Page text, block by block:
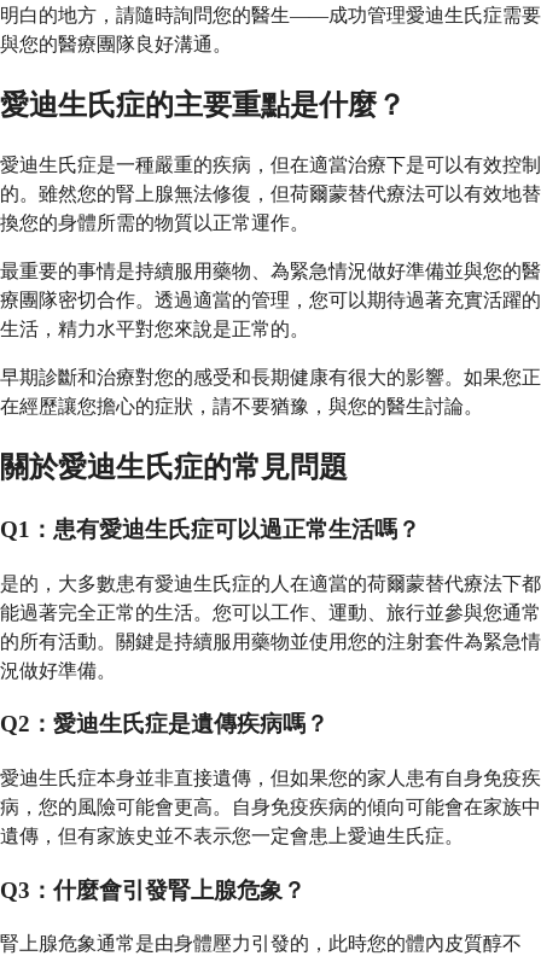
明白的地方，請隨時詢問您的醫生——成功管理愛迪生氏症需要
與您的醫療團隊良好溝通。
愛迪生氏症的主要重點是什麼？
愛迪生氏症是一種嚴重的疾病，但在適當治療下是可以有效控制
的。雖然您的腎上腺無法修復，但荷爾蒙替代療法可以有效地替
換您的身體所需的物質以正常運作。
最重要的事情是持續服用藥物、為緊急情況做好準備並與您的醫
療團隊密切合作。透過適當的管理，您可以期待過著充實活躍的
生活，精力水平對您來說是正常的。
早期診斷和治療對您的感受和長期健康有很大的影響。如果您正
在經歷讓您擔心的症狀，請不要猶豫，與您的醫生討論。
關於愛迪生氏症的常見問題
Q1：患有愛迪生氏症可以過正常生活嗎？
是的，大多數患有愛迪生氏症的人在適當的荷爾蒙替代療法下都
能過著完全正常的生活。您可以工作、運動、旅行並參與您通常
的所有活動。關鍵是持續服用藥物並使用您的注射套件為緊急情
況做好準備。
Q2：愛迪生氏症是遺傳疾病嗎？
愛迪生氏症本身並非直接遺傳，但如果您的家人患有自身免疫疾
病，您的風險可能會更高。自身免疫疾病的傾向可能會在家族中
遺傳，但有家族史並不表示您一定會患上愛迪生氏症。
Q3：什麼會引發腎上腺危象？
腎上腺危象通常是由身體壓力引發的，此時您的體內皮質醇不